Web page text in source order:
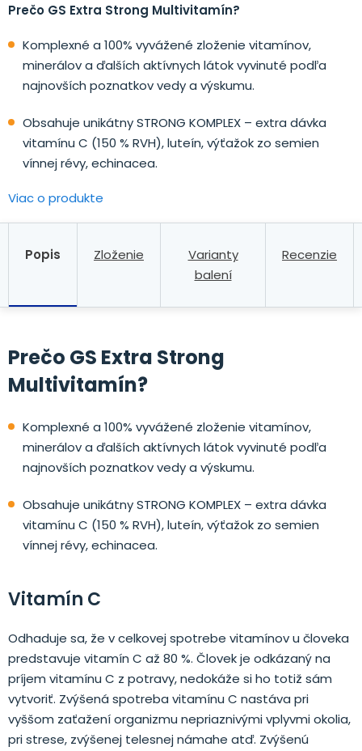
Prečo GS Extra Strong Multivitamín?
Komplexné a 100% vyvážené zloženie vitamínov,
minerálov a ďalších aktívnych látok vyvinuté podľa
najnovších poznatkov vedy a výskumu.
Obsahuje unikátny STRONG KOMPLEX – extra dávka
vitamínu C (150 % RVH), luteín, výťažok zo semien
vínnej révy, echinacea.
Viac o produkte
Popis Zloženie
Varianty
balení
Recenzie
Prečo GS Extra Strong
Multivitamín?
Komplexné a 100% vyvážené zloženie vitamínov,
minerálov a ďalších aktívnych látok vyvinuté podľa
najnovších poznatkov vedy a výskumu.
Obsahuje unikátny STRONG KOMPLEX – extra dávka
vitamínu C (150 % RVH), luteín, výťažok zo semien
vínnej révy, echinacea.
Vitamín C
Odhaduje sa, že v celkovej spotrebe vitamínov u človeka
predstavuje vitamín C až 80 %. Človek je odkázaný na
príjem vitamínu C z potravy, nedokáže si ho totiž sám
vytvoriť. Zvýšená spotreba vitamínu C nastáva pri
vyššom zaťažení organizmu nepriaznivými vplyvmi okolia,
pri strese, zvýšenej telesnej námahe atď. Zvýšenú